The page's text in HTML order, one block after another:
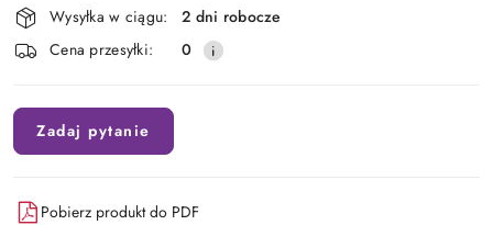
i
dostawa
Wysyłka w ciągu:
2 dni robocze
Cena przesyłki:
0
Zadaj pytanie
Pobierz produkt do PDF